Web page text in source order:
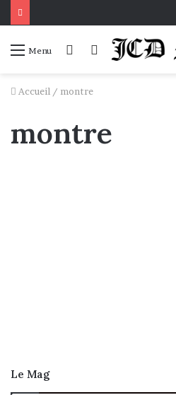
Menu Connexion
Voir
Accueil / montre
montre
Le Mag